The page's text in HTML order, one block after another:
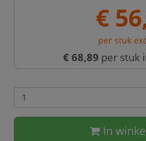
€
per stuk
€ 68,89 per stuk
In